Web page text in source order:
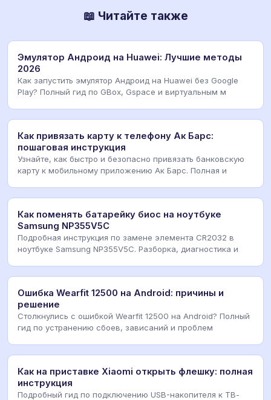
📖 Читайте также
Эмулятор Андроид на Huawei: Лучшие методы
2026
Как запустить эмулятор Андроид на Huawei без Google
Play? Полный гид по GBox, Gspace и виртуальным м
Как привязать карту к телефону Ак Барс:
пошаговая инструкция
Узнайте, как быстро и безопасно привязать банковскую
карту к мобильному приложению Ак Барс. Полная и
Как поменять батарейку биос на ноутбуке
Samsung NP355V5C
Подробная инструкция по замене элемента CR2032 в
ноутбуке Samsung NP355V5C. Разборка, диагностика и
Ошибка Wearfit 12500 на Android: причины и
решение
Столкнулись с ошибкой Wearfit 12500 на Android? Полный
гид по устранению сбоев, зависаний и проблем
Как на приставке Xiaomi открыть флешку: полная
инструкция
Подробный гид по подключению USB-накопителя к ТВ-